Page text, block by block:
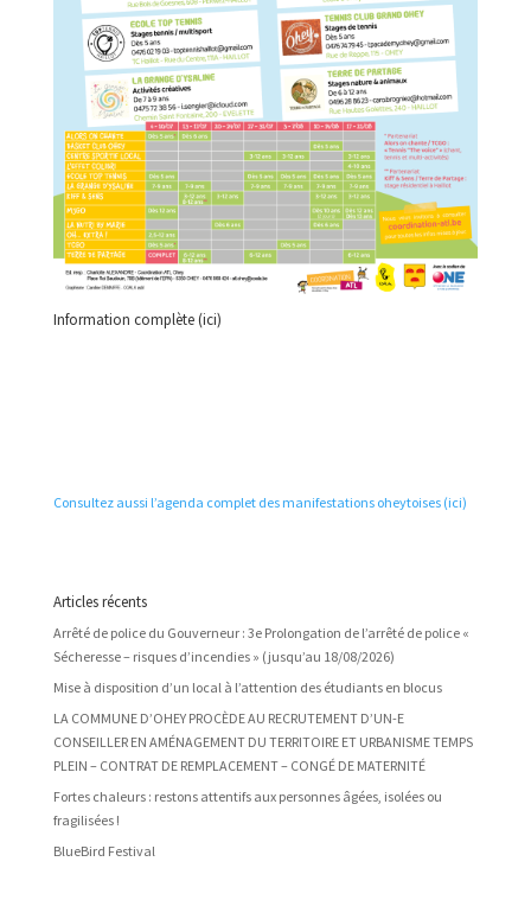
Information complète (ici)
Consultez aussi l’agenda complet des manifestations oheytoises (ici)
Articles récents
Arrêté de police du Gouverneur : 3e Prolongation de l’arrêté de police «
Sécheresse – risques d’incendies » (jusqu’au 18/08/2026)
Mise à disposition d’un local à l’attention des étudiants en blocus
LA COMMUNE D’OHEY PROCÈDE AU RECRUTEMENT D’UN-E
CONSEILLER EN AMÉNAGEMENT DU TERRITOIRE ET URBANISME TEMPS
PLEIN – CONTRAT DE REMPLACEMENT – CONGÉ DE MATERNITÉ
Fortes chaleurs : restons attentifs aux personnes âgées, isolées ou
fragilisées !
BlueBird Festival